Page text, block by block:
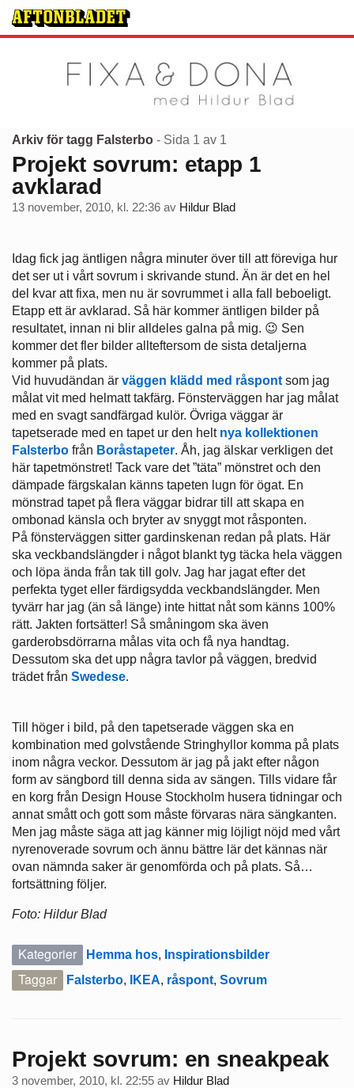
Arkiv för tagg Falsterbo - Sida 1 av 1
Projekt sovrum: etapp 1
avklarad
13 november, 2010, kl. 22:36 av Hildur Blad
Idag fick jag äntligen några minuter över till att föreviga hur
det ser ut i vårt sovrum i skrivande stund. Än är det en hel
del kvar att fixa, men nu är sovrummet i alla fall beboeligt.
Etapp ett är avklarad. Så här kommer äntligen bilder på
resultatet, innan ni blir alldeles galna på mig. 😉 Sen
kommer det fler bilder allteftersom de sista detaljerna
kommer på plats.
Vid huvudändan är väggen klädd med råspont som jag
målat vit med helmatt takfärg. Fönsterväggen har jag målat
med en svagt sandfärgad kulör. Övriga väggar är
tapetserade med en tapet ur den helt nya kollektionen
Falsterbo från Boråstapeter. Åh, jag älskar verkligen det
här tapetmönstret! Tack vare det ”täta” mönstret och den
dämpade färgskalan känns tapeten lugn för ögat. En
mönstrad tapet på flera väggar bidrar till att skapa en
ombonad känsla och bryter av snyggt mot råsponten.
På fönsterväggen sitter gardinskenan redan på plats. Här
ska veckbandslängder i något blankt tyg täcka hela väggen
och löpa ända från tak till golv. Jag har jagat efter det
perfekta tyget eller färdigsydda veckbandslängder. Men
tyvärr har jag (än så länge) inte hittat nåt som känns 100%
rätt. Jakten fortsätter! Så småningom ska även
garderobsdörrarna målas vita och få nya handtag.
Dessutom ska det upp några tavlor på väggen, bredvid
trädet från Swedese.
Till höger i bild, på den tapetserade väggen ska en
kombination med golvstående Stringhyllor komma på plats
inom några veckor. Dessutom är jag på jakt efter någon
form av sängbord till denna sida av sängen. Tills vidare får
en korg från Design House Stockholm husera tidningar och
annat smått och gott som måste förvaras nära sängkanten.
Men jag måste säga att jag känner mig löjligt nöjd med vårt
nyrenoverade sovrum och ännu bättre lär det kännas när
ovan nämnda saker är genomförda och på plats. Så…
fortsättning följer.
Foto: Hildur Blad
Kategorier Hemma hos, Inspirationsbilder
Taggar Falsterbo, IKEA, råspont, Sovrum
Projekt sovrum: en sneakpeak
3 november, 2010, kl. 22:55 av Hildur Blad